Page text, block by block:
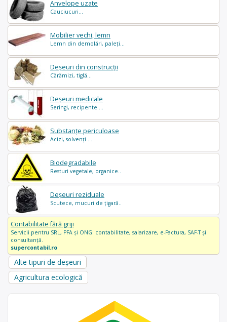
Anvelope uzate
Cauciucuri...
Mobilier vechi, lemn
Lemn din demolări, paleți...
Deșeuri din construcții
Cărămizi, tiglă...
Deșeuri medicale
Seringi, recipente ...
Substanțe periculoase
Acizi, solvenți ...
Biodegradabile
Resturi vegetale, organice..
Deșeuri reziduale
Scutece, mucuri de țigară..
Contabilitate fără griji
Servicii pentru SRL, PFA și ONG: contabilitate, salarizare, e-Factura, SAF-T și
consultanță.
supercontabil.ro
Alte tipuri de deșeuri
Agricultura ecologică